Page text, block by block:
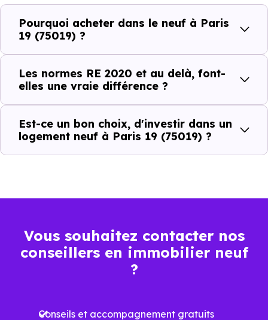
l’immobilier neuf
BBC, RT2012, RE2020
et phoniques
Confort en toute
Économies
mensuelles sur les
factures
luminosité
…
Performances
Pourquoi acheter dans le neuf à Paris
19 (75019) ?
Les normes RE 2020 et au delà, font-
elles une vraie différence ?
Est-ce un bon choix, d'investir dans un
logement neuf à Paris 19 (75019) ?
Vous souhaitez contacter nos
conseillers en immobilier neuf
?
Conseils et accompagnement gratuits